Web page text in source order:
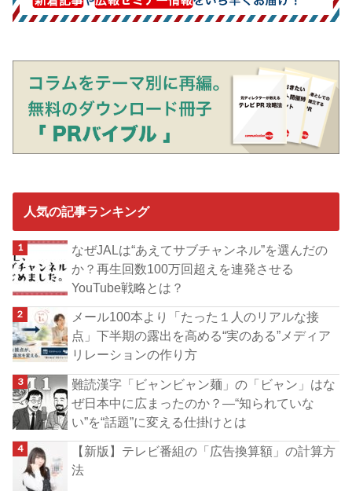
人気の記事ランキング
なぜJALは“あえてサブチャンネル”を選んだの
か？再生回数100万回超えを連発させる
YouTube戦略とは？
メール100本より「たった１人のリアルな接
点」下半期の露出を高める“実のある”メディア
リレーションの作り方
難読漢字「ビャンビャン麺」の「ビャン」はな
ぜ日本中に広まったのか？―“知られていな
い”を“話題”に変える仕掛けとは
【新版】テレビ番組の「広告換算額」の計算方
法